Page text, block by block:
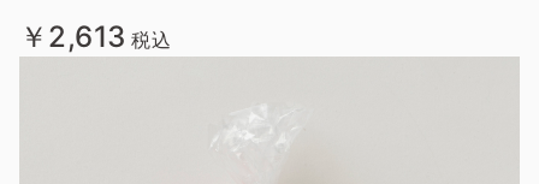
￥2,613 税込